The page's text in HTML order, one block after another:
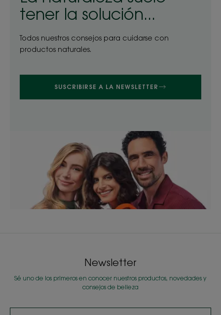
tener la solución...
Todos nuestros consejos para cuidarse con
productos naturales.
SUSCRIBIRSE A LA NEWSLETTER
Newsletter
Sé uno de los primeros en conocer nuestros productos, novedades y
consejos de belleza